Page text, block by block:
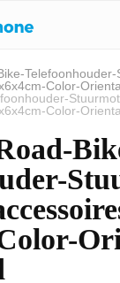
Color-
Color-